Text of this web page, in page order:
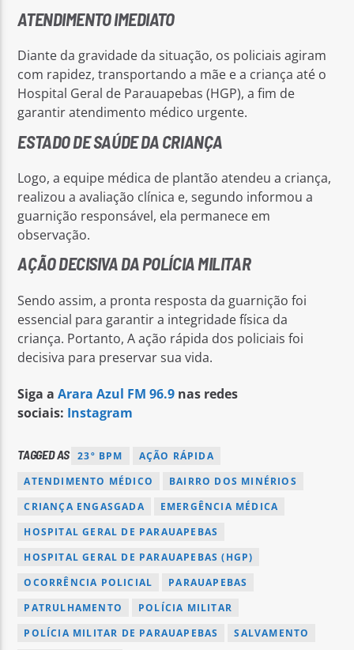
ATENDIMENTO IMEDIATO
Diante da gravidade da situação, os policiais agiram
com rapidez, transportando a mãe e a criança até o
Hospital Geral de Parauapebas (HGP), a fim de
garantir atendimento médico urgente.
ESTADO DE SAÚDE DA CRIANÇA
Logo, a equipe médica de plantão atendeu a criança,
realizou a avaliação clínica e, segundo informou a
guarnição responsável, ela permanece em
observação.
AÇÃO DECISIVA DA POLÍCIA MILITAR
Sendo assim, a pronta resposta da guarnição foi
essencial para garantir a integridade física da
criança. Portanto, A ação rápida dos policiais foi
decisiva para preservar sua vida.
Siga aArara Azul FM 96.9 nas redes
sociais: Instagram
TAGGED AS 23º BPM
AÇÃO RÁPIDA
ATENDIMENTO MÉDICO
BAIRRO DOS MINÉRIOS
CRIANÇA ENGASGADA
EMERGÊNCIA MÉDICA
HOSPITAL GERAL DE PARAUAPEBAS
HOSPITAL GERAL DE PARAUAPEBAS (HGP)
OCORRÊNCIA POLICIAL
PARAUAPEBAS
PATRULHAMENTO
POLÍCIA MILITAR
POLÍCIA MILITAR DE PARAUAPEBAS
SALVAMENTO